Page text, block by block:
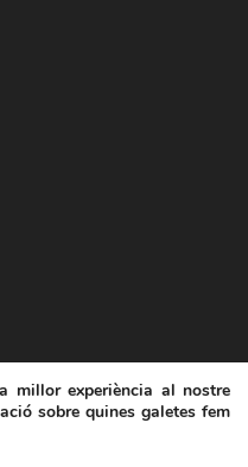
millor experiència al nostre
sobre quines galetes fem